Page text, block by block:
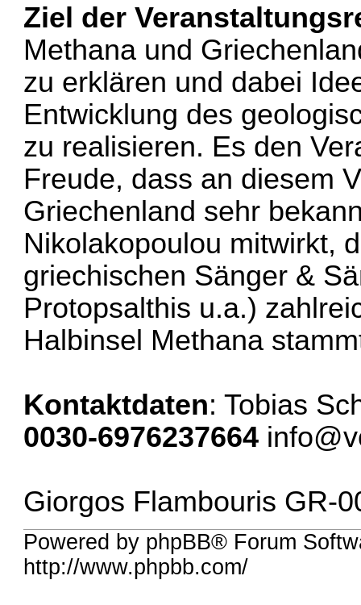
Ziel der
Methana und
zu erklären und dabei
Entwicklung des
zu realisieren. Es den
Freude, dass an diesem
Griechenland sehr
Nikolakopoulou mitwirkt,
griechischen Sänger &
Protopsalthis u.a.)
Halbinsel Methana
Kontaktdaten: Tobias
0030-6976237664
Giorgos Flambouris GR-
Powered by phpBB® Forum
http://www.phpbb.com/